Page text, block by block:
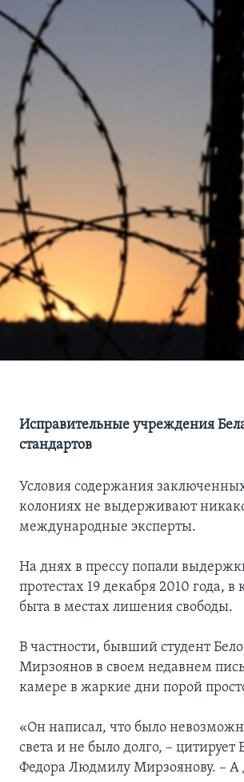
Исправительные учреждения
стандартов
Условия содержания
колониях не выдерживают
международные эксперты.
На днях в прессу попали
протестах 19 декабря 2010 года,
быта в местах лишения свободы.
В частности, бывший студент
Мирзоянов в своем недавнем
камере в жаркие дни порой
«Он написал, что было
света и не было долго, –
Федора Людмилу Мирзоянову. – А